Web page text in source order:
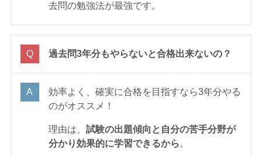
去問の勉強法が最強です。
過去問3年分もやらないと合格出来ないの？
効率よく、確実に合格を目指すなら3年分やる
のがオススメ！
理由は、 試験の出題傾向と自分の苦手分野が
分かり効果的に学習できるから 。